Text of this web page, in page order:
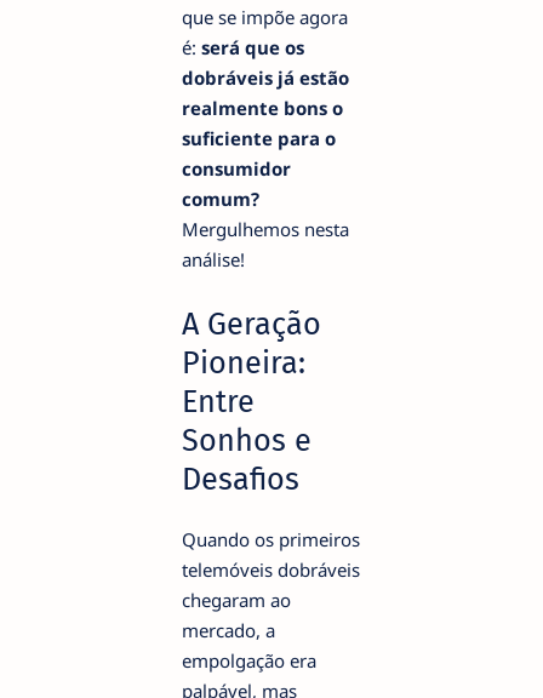
que se impõe agora
é: será que os
dobráveis já estão
realmente bons o
suficiente para o
consumidor
comum?
Mergulhemos nesta
análise!
A Geração
Pioneira:
Entre
Sonhos e
Desafios
Quando os primeiros
telemóveis dobráveis
chegaram ao
mercado, a
empolgação era
palpável, mas